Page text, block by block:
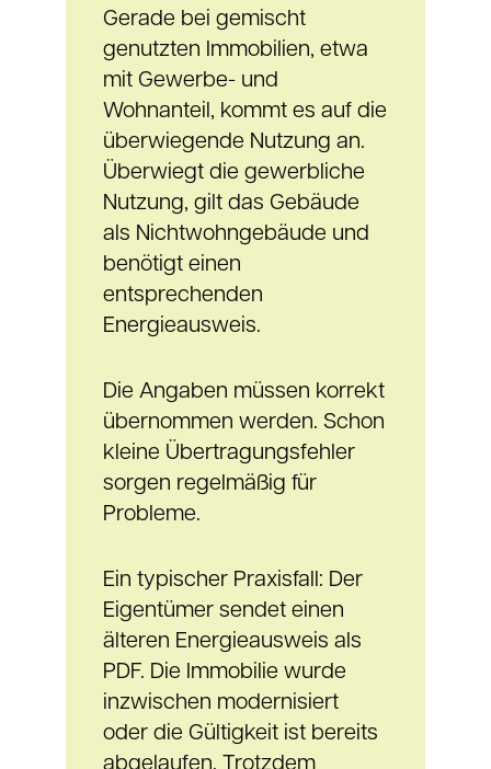
Gerade bei gemischt
genutzten Immobilien, etwa
mit Gewerbe- und
Wohnanteil, kommt es auf die
überwiegende Nutzung an.
Überwiegt die gewerbliche
Nutzung, gilt das Gebäude
als Nichtwohngebäude und
benötigt einen
entsprechenden
Energieausweis.
Die Angaben müssen korrekt
übernommen werden. Schon
kleine Übertragungsfehler
sorgen regelmäßig für
Probleme.
Ein typischer Praxisfall: Der
Eigentümer sendet einen
älteren Energieausweis als
PDF. Die Immobilie wurde
inzwischen modernisiert
oder die Gültigkeit ist bereits
abgelaufen. Trotzdem